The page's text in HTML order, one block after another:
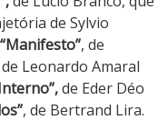
de Sylvio
“Manifesto”, de
de Leonardo Amaral
de Eder Déo
, de Bertrand Lira.